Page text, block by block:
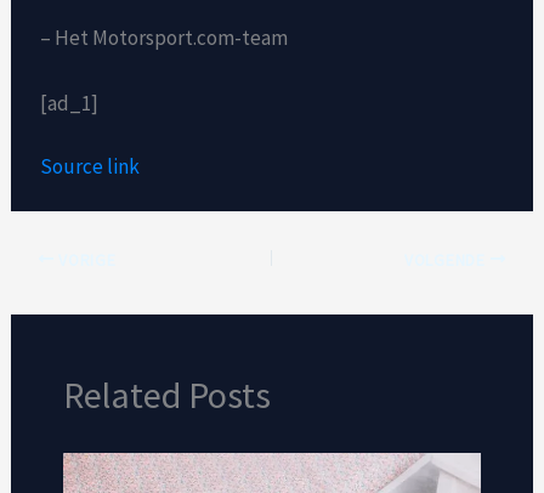
– Het Motorsport.com-team
[ad_1]
Source link
Related Posts